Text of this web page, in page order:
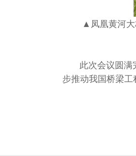
▲凤凰黄河大
此次会议圆满完
步推动我国桥梁